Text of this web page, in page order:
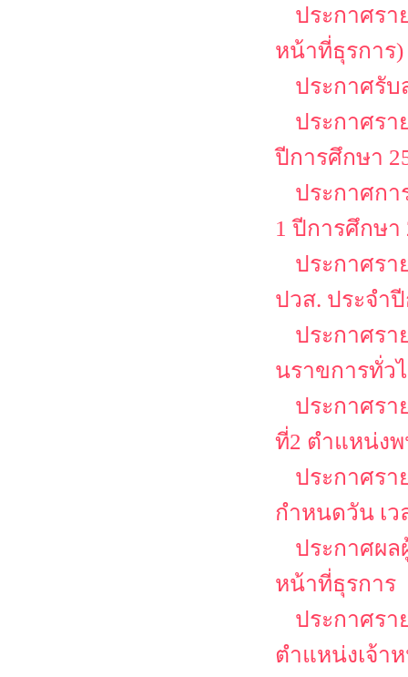
ประกาศรา
หน้าที่ธุรการ)
ประกาศรั
ประกาศรา
ปีการศึกษา
ประกาศกา
1 ปีการศึกษา
ประกาศร
ปวส. ประจำ
ประกาศรา
นราขการทั่ว
ประกาศรา
ที่2 ตำแหน่ง
ประกาศรา
กำหนดวัน เว
ประกาศผล
หน้าที่ธุรการ
ประกาศรา
ตำแหน่งเจ้า